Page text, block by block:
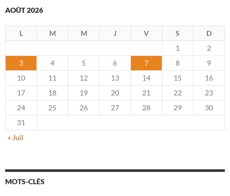
AOÛT 2026
L M M J V S
D
1
2
3
4 5 6 7 8
9
10
11 12 13 14 15
16
17
18 19 20 21 22
23
24
25 26 27 28 29
30
31
« Juil
MOTS-CLÉS